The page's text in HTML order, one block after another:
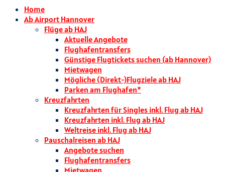
Home
Ab Airport Hannover
Flüge ab HAJ
Aktuelle Angebote
Flughafentransfers
Günstige Flugtickets suchen (ab Hannover)
Mietwagen
Mögliche (Direkt-)Flugziele ab HAJ
Parken am Flughafen*
Kreuzfahrten
Kreuzfahrten für Singles inkl. Flug ab HAJ
Kreuzfahrten inkl. Flug ab HAJ
Weltreise inkl. Flug ab HAJ
Pauschalreisen ab HAJ
Angebote suchen
Flughafentransfers